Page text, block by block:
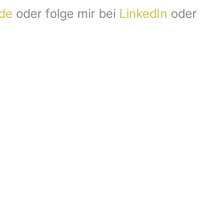
oder folge mir bei LinkedIn oder